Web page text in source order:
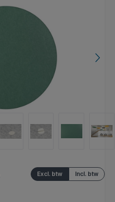
Incl. btw
Excl. btw